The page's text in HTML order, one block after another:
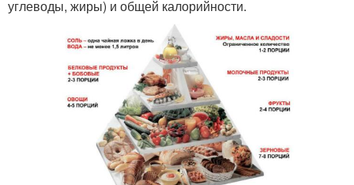
углеводы, жиры) и общей калорийности.